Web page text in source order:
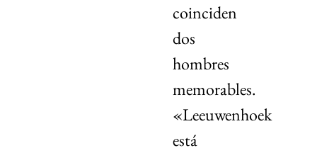
coinciden
dos
hombres
memorables.
«Leeuwenhoek
está